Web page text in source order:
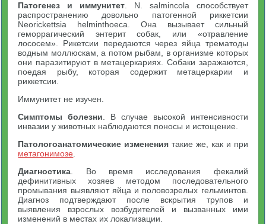
Патогенез и иммунитет . N. salmincola способствует
распространению довольно патогенной риккетсии
Neorickettsia helminthoeca. Она вызывает сильный
геморрагический энтерит собак, или «отравление
лососем». Рикетсии передаются через яйца трематоды
водным моллюскам, а потом рыбам, в организме которых
они паразитируют в метацеркариях. Собаки заражаются,
поедая рыбу, которая содержит метацеркарии и
риккетсии.
Иммунитет не изучен.
Симптомы болезни . В случае высокой интенсивности
инвазии у животных наблюдаются поносы и истощение.
Патологоанатомические изменения такие же, как и при
метагонимозе
Диагностика . Во время исследования фекалий
дефинитивных хозяев методом последовательного
промывания выявляют яйца и половозрелых гельминтов.
Диагноз подтверждают после вскрытия трупов и
выявления взрослых возбудителей и вызванных ими
изменений в местах их локализации.